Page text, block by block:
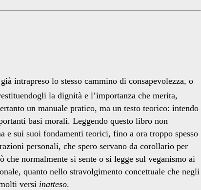
intrapreso lo stesso cammino di consapevolezza, o
la dignità e l’importanza che merita,
un manuale pratico, ma un testo teorico: intendo
basi morali. Leggendo questo libro non
e sui suoi fondamenti teorici, fino a ora troppo spesso
personali, che spero servano da corollario per
normalmente si sente o si legge sul veganismo ai
quanto nello stravolgimento concettuale che negli
versi inatteso.